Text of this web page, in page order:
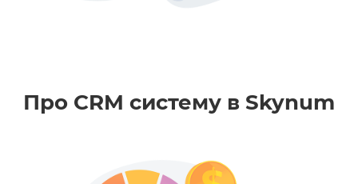
Про CRM систему в Skynum